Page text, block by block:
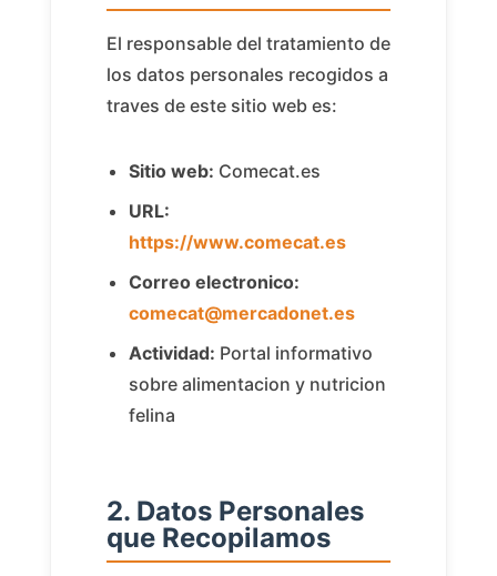
El responsable del tratamiento de
los datos personales recogidos a
traves de este sitio web es:
Sitio web: Comecat.es
URL:
https://www.comecat.es
Correo electronico:
comecat@mercadonet.es
Actividad: Portal informativo
sobre alimentacion y nutricion
felina
2. Datos Personales
que Recopilamos